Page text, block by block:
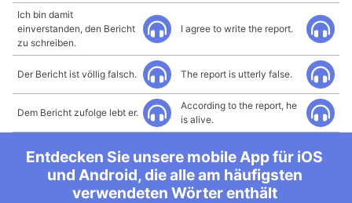
Ich bin damit
einverstanden, den Bericht
zu schreiben.
I agree to write the report.
Der Bericht ist völlig falsch. The report is utterly false.
Dem Bericht zufolge lebt er.
According to the report, he
is alive.
Entdecken Sie unsere mobile App für iOS
und Android, die alle am häufigsten
verwendeten Wörter enthält